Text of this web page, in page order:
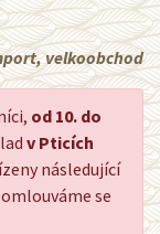
velkoobchod
od 10. do
v Pticích
následující
se